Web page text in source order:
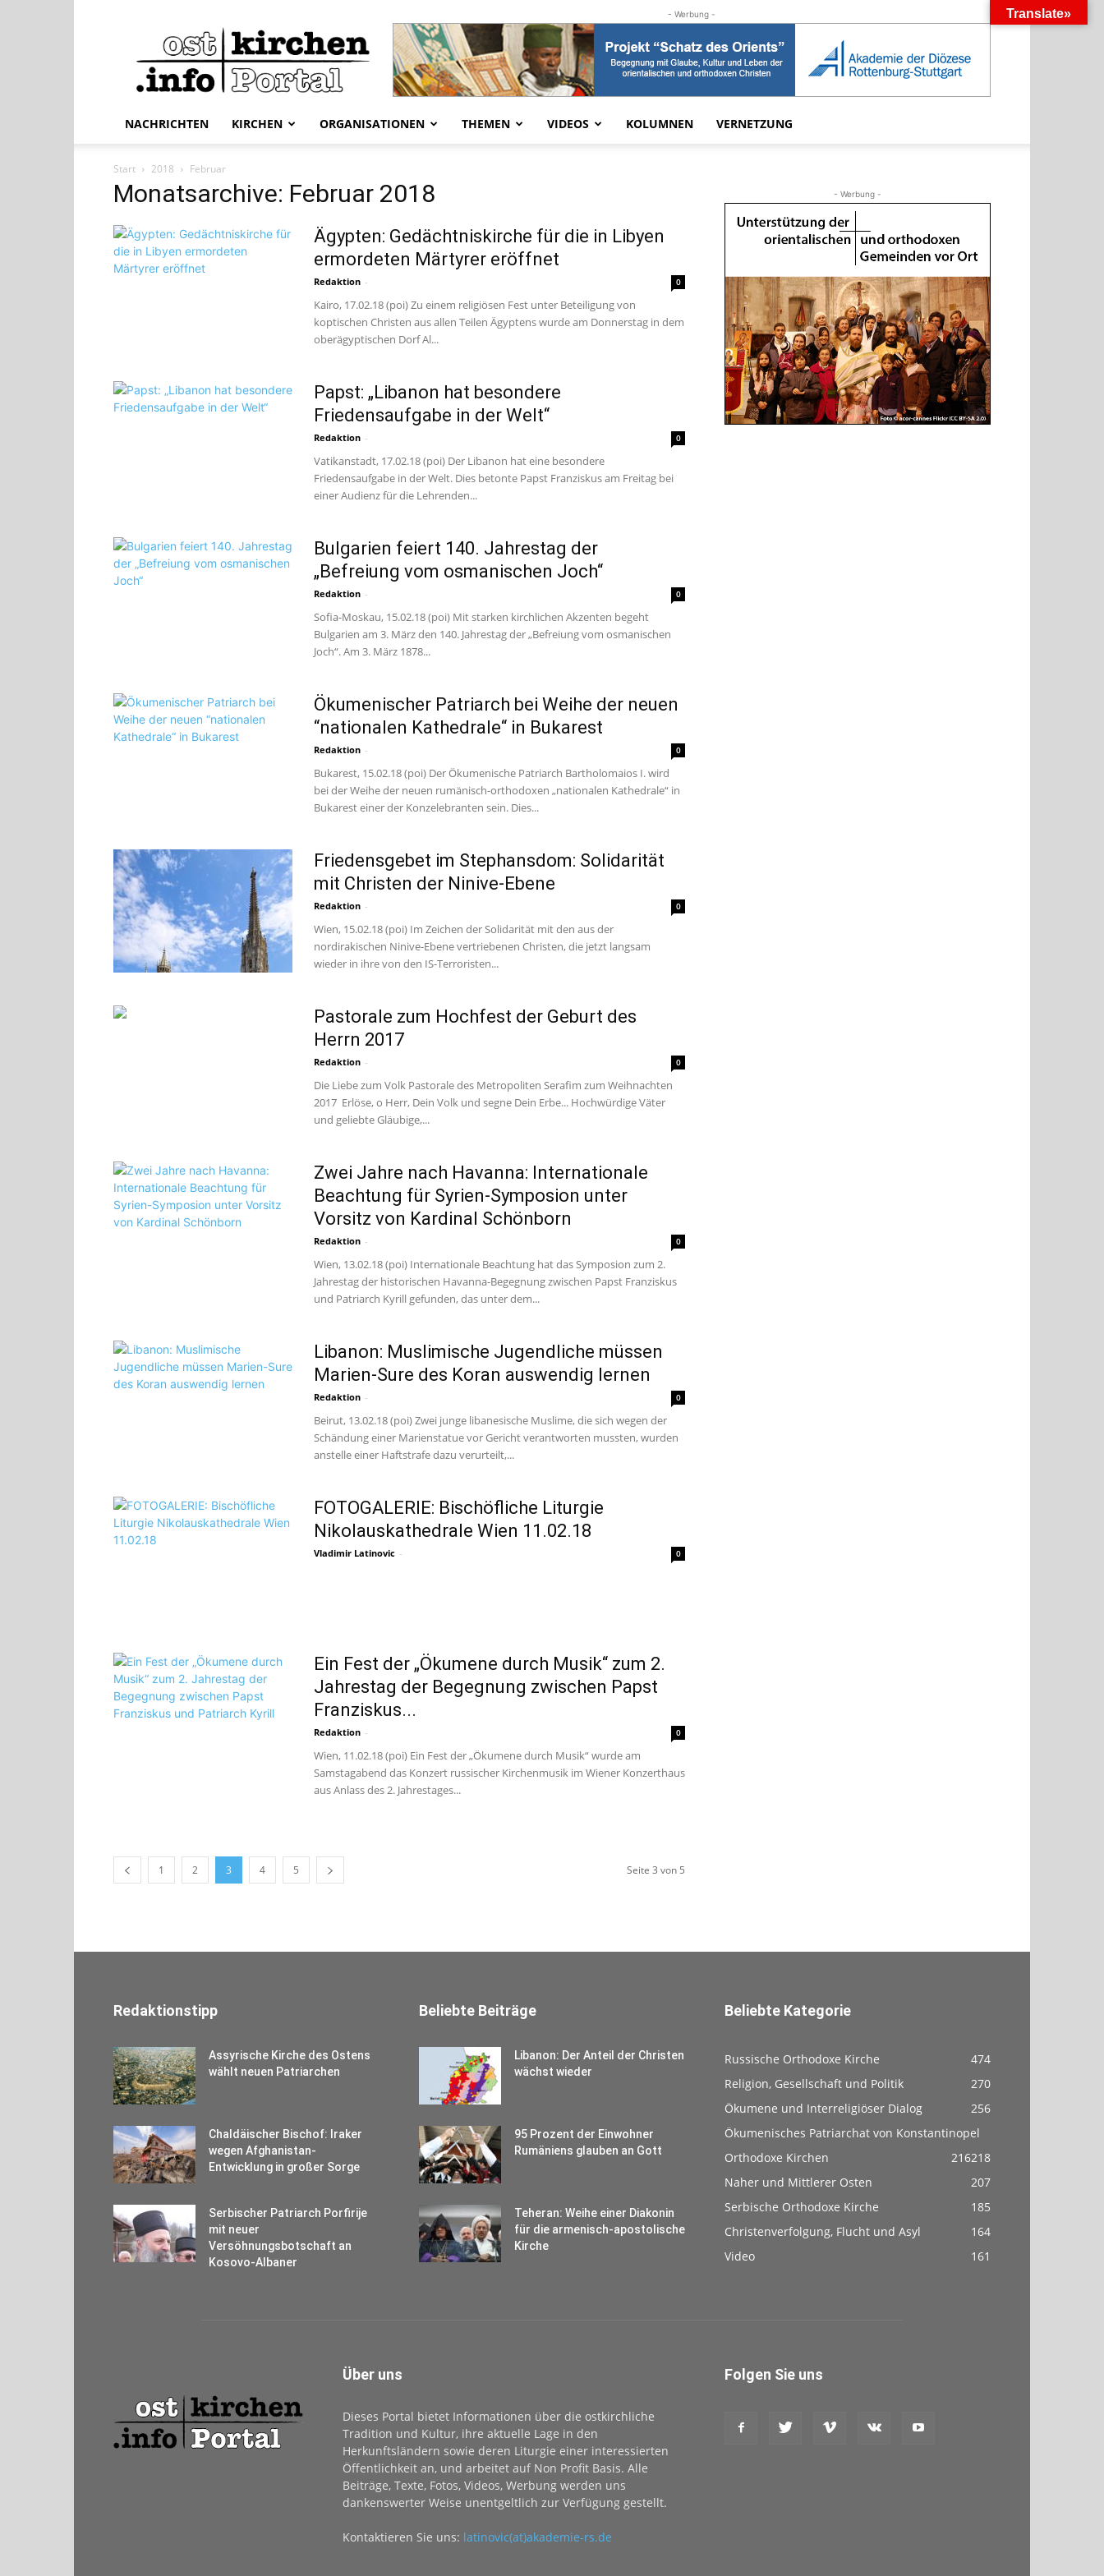
ostkirchen.info
- Werbung -
NACHRICHTEN KIRCHEN ORGANISATIONEN THEMEN VIDEOS KOLUMNEN VERNETZUNG
Start 2018 Februar
Monatsarchive: Februar 2018
Ägypten: Gedächtniskirche für die in Libyen
ermordeten Märtyrer eröffnet
Redaktion - 0
Kairo, 17.02.18 (poi) Zu einem religiösen Fest unter Beteiligung von
koptischen Christen aus allen Teilen Ägyptens wurde am Donnerstag in dem
oberägyptischen Dorf Al...
Papst: „Libanon hat besondere
Friedensaufgabe in der Welt“
Redaktion - 0
Vatikanstadt, 17.02.18 (poi) Der Libanon hat eine besondere
Friedensaufgabe in der Welt. Dies betonte Papst Franziskus am Freitag bei
einer Audienz für die Lehrenden...
Bulgarien feiert 140. Jahrestag der
„Befreiung vom osmanischen Joch“
Redaktion - 0
Sofia-Moskau, 15.02.18 (poi) Mit starken kirchlichen Akzenten begeht
Bulgarien am 3. März den 140. Jahrestag der „Befreiung vom osmanischen
Joch“. Am 3. März 1878...
Ökumenischer Patriarch bei Weihe der neuen
“nationalen Kathedrale“ in Bukarest
Redaktion - 0
Bukarest, 15.02.18 (poi) Der Ökumenische Patriarch Bartholomaios I. wird
bei der Weihe der neuen rumänisch-orthodoxen „nationalen Kathedrale“ in
Bukarest einer der Konzelebranten sein. Dies...
Friedensgebet im Stephansdom: Solidarität
mit Christen der Ninive-Ebene
Redaktion - 0
Wien, 15.02.18 (poi) Im Zeichen der Solidarität mit den aus der
nordirakischen Ninive-Ebene vertriebenen Christen, die jetzt langsam
wieder in ihre von den IS-Terroristen...
Pastorale zum Hochfest der Geburt des
Herrn 2017
Redaktion - 0
Die Liebe zum Volk Pastorale des Metropoliten Serafim zum Weihnachten
2017 Erlöse, o Herr, Dein Volk und segne Dein Erbe... Hochwürdige Väter
und geliebte Gläubige,...
Zwei Jahre nach Havanna: Internationale
Beachtung für Syrien-Symposion unter
Vorsitz von Kardinal Schönborn
Redaktion - 0
Wien, 13.02.18 (poi) Internationale Beachtung hat das Symposion zum 2.
Jahrestag der historischen Havanna-Begegnung zwischen Papst Franziskus
und Patriarch Kyrill gefunden, das unter dem...
Libanon: Muslimische Jugendliche müssen
Marien-Sure des Koran auswendig lernen
Redaktion - 0
Beirut, 13.02.18 (poi) Zwei junge libanesische Muslime, die sich wegen der
Schändung einer Marienstatue vor Gericht verantworten mussten, wurden
anstelle einer Haftstrafe dazu verurteilt,...
FOTOGALERIE: Bischöfliche Liturgie
Nikolauskathedrale Wien 11.02.18
Vladimir Latinovic - 0
Ein Fest der „Ökumene durch Musik“ zum 2.
Jahrestag der Begegnung zwischen Papst
Franziskus...
Redaktion - 0
Wien, 11.02.18 (poi) Ein Fest der „Ökumene durch Musik“ wurde am
Samstagabend das Konzert russischer Kirchenmusik im Wiener Konzerthaus
aus Anlass des 2. Jahrestages...
1 2 3 4 5 Seite 3 von 5
- Werbung -
Redaktionstipp
Assyrische Kirche des Ostens
wählt neuen Patriarchen
Chaldäischer Bischof: Iraker
wegen Afghanistan-
Entwicklung in großer Sorge
Serbischer Patriarch Porfirije
mit neuer
Versöhnungsbotschaft an
Kosovo-Albaner
Beliebte Beiträge
Libanon: Der Anteil der Christen
wächst wieder
95 Prozent der Einwohner
Rumäniens glauben an Gott
Teheran: Weihe einer Diakonin
für die armenisch-apostolische
Kirche
Beliebte Kategorie
Russische Orthodoxe Kirche
474
Religion, Gesellschaft und Politik
270
Ökumene und Interreligiöser Dialog
256
Ökumenisches Patriarchat von Konstantinopel
218
Orthodoxe Kirchen
216
Naher und Mittlerer Osten
207
Serbische Orthodoxe Kirche
185
Christenverfolgung, Flucht und Asyl
164
Video
161
Über uns
Dieses Portal bietet Informationen über die ostkirchliche
Tradition und Kultur, ihre aktuelle Lage in den
Herkunftsländern sowie deren Liturgie einer interessierten
Öffentlichkeit an, und arbeitet auf Non Profit Basis. Alle
Beiträge, Texte, Fotos, Videos, Werbung werden uns
dankenswerter Weise unentgeltlich zur Verfügung gestellt.
Kontaktieren Sie uns: latinovic(at)akademie-rs.de
Folgen Sie uns
Translate»